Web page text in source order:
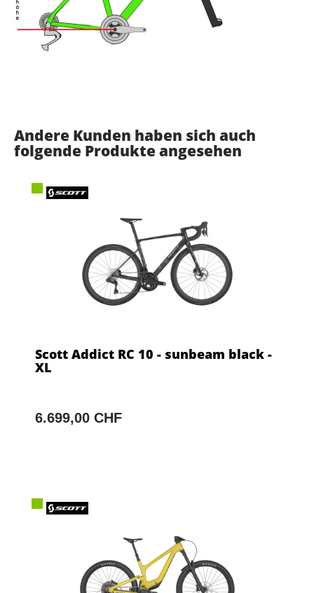
Andere Kunden haben sich auch
folgende Produkte angesehen
Scott Addict RC 10 - sunbeam black -
XL
6.699,00 CHF